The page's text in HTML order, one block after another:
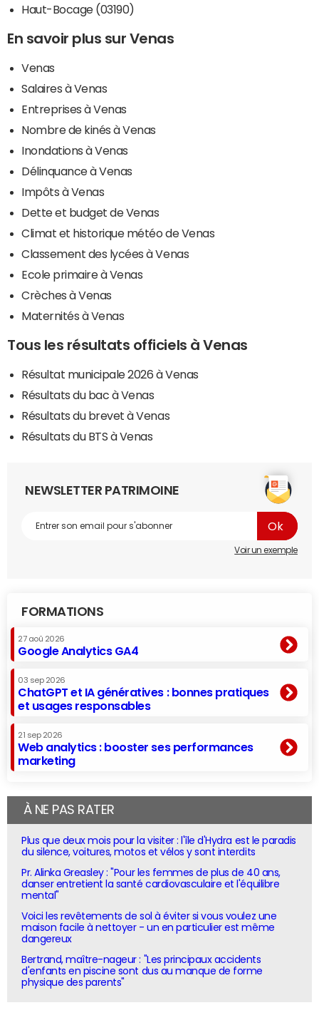
Haut-Bocage (03190)
En savoir plus sur Venas
Venas
Salaires à Venas
Entreprises à Venas
Nombre de kinés à Venas
Inondations à Venas
Délinquance à Venas
Impôts à Venas
Dette et budget de Venas
Climat et historique météo de Venas
Classement des lycées à Venas
Ecole primaire à Venas
Crèches à Venas
Maternités à Venas
Tous les résultats officiels à Venas
Résultat municipale 2026 à Venas
Résultats du bac à Venas
Résultats du brevet à Venas
Résultats du BTS à Venas
NEWSLETTER PATRIMOINE
Voir un exemple
FORMATIONS
27 aoû 2026
Google Analytics GA4
03 sep 2026
ChatGPT et IA génératives : bonnes pratiques
et usages responsables
21 sep 2026
Web analytics : booster ses performances
marketing
À NE PAS RATER
Plus que deux mois pour la visiter : l'île d'Hydra est le paradis
du silence, voitures, motos et vélos y sont interdits
Pr. Alinka Greasley : "Pour les femmes de plus de 40 ans,
danser entretient la santé cardiovasculaire et l'équilibre
mental"
Voici les revêtements de sol à éviter si vous voulez une
maison facile à nettoyer - un en particulier est même
dangereux
Bertrand, maître-nageur : "Les principaux accidents
d'enfants en piscine sont dus au manque de forme
physique des parents"